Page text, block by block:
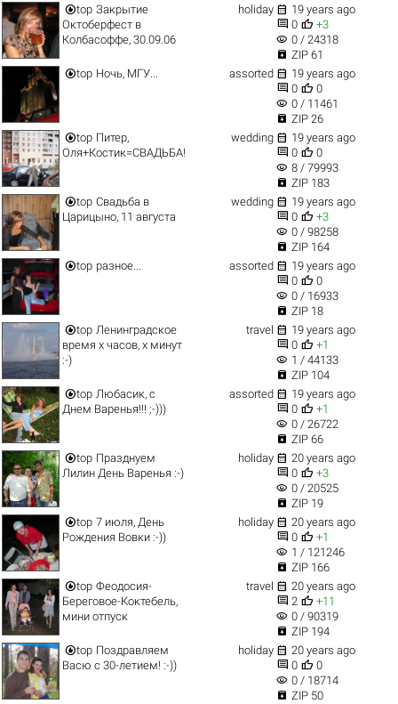
top Закрытие
Октоберфест в
Колбасоффе, 30.09.06
holiday  19 years ago
 0  +3
visibility 0 / 24318
 ZIP 61
top Ночь, МГУ... assorted  19 years ago
 0  0
visibility 0 / 11461
 ZIP 26
top Питер,
Оля+Костик=СВАДЬБА!
wedding  19 years ago
 0  0
visibility 8 / 79993
 ZIP 183
top Свадьба в
Царицыно, 11 августа
wedding  19 years ago
 0  +3
visibility 0 / 98258
 ZIP 164
top разное... assorted  19 years ago
 0  0
visibility 0 / 16933
 ZIP 18
top Ленинградское
время х часов, х минут
:-)
travel  19 years ago
 0  +1
visibility 1 / 44133
 ZIP 104
top Любасик, с
Днем Варенья!!! ;-)))
assorted  19 years ago
 0  +1
visibility 0 / 26722
 ZIP 66
top Празднуем
Лилин День Варенья :-)
holiday  20 years ago
 0  +3
visibility 0 / 20525
 ZIP 19
top 7 июля, День
Рождения Вовки :-))
holiday  20 years ago
 0  +1
visibility 1 / 121246
 ZIP 166
top Феодосия-
Береговое-Коктебель,
мини отпуск
travel  20 years ago
 2  +11
visibility 0 / 90319
 ZIP 194
top Поздравляем
Васю с 30-летием! :-))
holiday  20 years ago
 0  0
visibility 0 / 18714
 ZIP 50